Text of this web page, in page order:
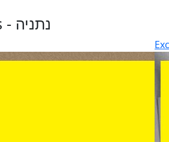
Plus de biens - נתניה